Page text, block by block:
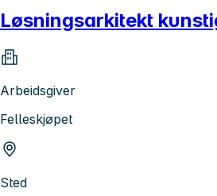
Løsningsarkitekt
Arbeidsgiver
Felleskjøpet
Sted